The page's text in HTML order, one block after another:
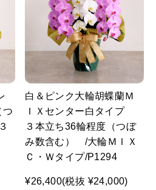
つ
白＆ピンク大輪胡蝶蘭Ｍ
ＩＸセンター白タイプ
３本立ち36輪程度（つぼ
み数含む） /大輪ＭＩＸ
Ｃ・Ｗタイプ/P1294
¥26,400(税抜 ¥24,000)